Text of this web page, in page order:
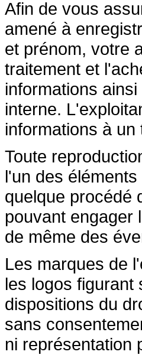
Afin de vous
amené à
et prénom, votre
traitement et
informations
interne.
informations à un
Toute
l'un des
quelque procédé
pouvant engager
de même des
Les marques de
les logos figurant
dispositions du
sans
ni représentation